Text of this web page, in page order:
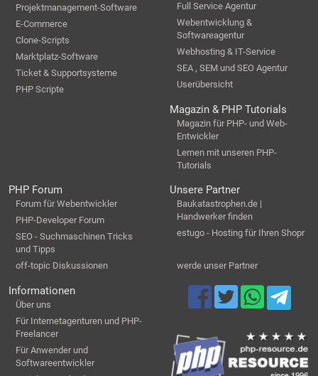
Projektmanagement-Software
E-Commerce
Clone-Scripts
Marktplatz-Software
Ticket & Supportsysteme
PHP Scripte
Full Service Agentur
Webentwicklung &
Softwareagentur
Webhosting & IT-Service
SEA , SEM und SEO Agentur
Userübersicht
Magazin & PHP Tutorials
Magazin für PHP- und Web-
Entwickler
Lernen mit unseren PHP-
Tutorials
PHP Forum
Forum für Webentwickler
PHP-Developer Forum
SEO - Suchmaschinen Tricks
und Tipps
off-topic Diskussionen
Unsere Partner
Baukatastrophen.de |
Handwerker finden
estugo - Hosting für Ihren Shopr
werde unser Partner
Informationen
Über uns
Für Internetagenturen und PHP-
Freelancer
Für Anwender und
Softwareentwickler